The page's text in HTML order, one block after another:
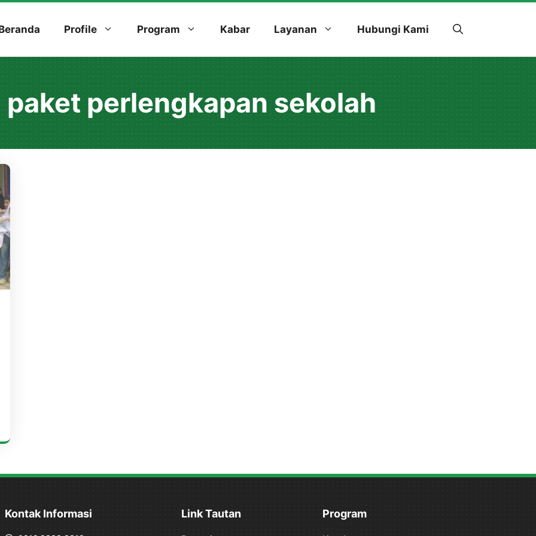
Profile Program Kabar Layanan Hubungi Kami
perlengkapan sekolah
Kontak Informasi Link Tautan Program